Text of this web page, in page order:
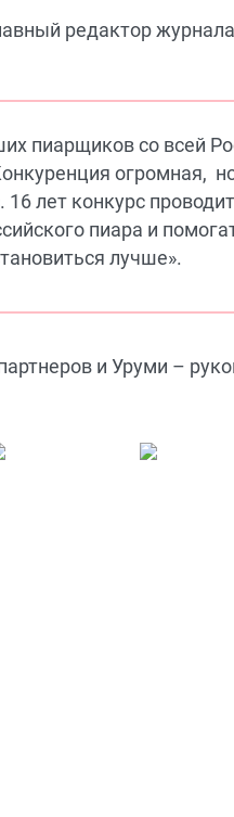
редактор
пиарщиков со всей
огромная,
лет конкурс
пиара и
лучше».
и Уруми –